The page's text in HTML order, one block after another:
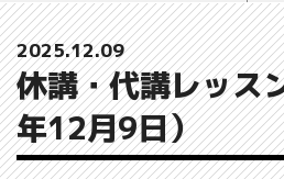
2025.12.09
休講・代講レッス
年12月9日）